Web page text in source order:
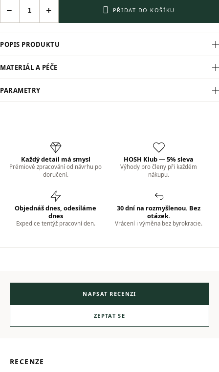
+
− PŘIDAT DO KOŠÍKU
POPIS PRODUKTU
MATERIÁL A PÉČE
PARAMETRY
Každý detail má smysl
Prémiové zpracování od návrhu po
doručení.
HOSH Klub — 5% sleva
Výhody pro členy při každém
nákupu.
Objednáš dnes, odesíláme
dnes
Expedice tentýž pracovní den.
30 dní na rozmyšlenou. Bez
otázek.
Vrácení i výměna bez byrokracie.
NAPSAT RECENZI
ZEPTAT SE
RECENZE